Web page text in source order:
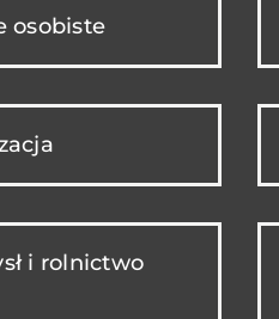
osobiste
i rolnictwo